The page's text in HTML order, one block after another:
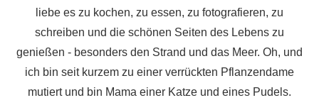
liebe es zu kochen, zu essen, zu fotografieren, zu
schreiben und die schönen Seiten des Lebens zu
genießen - besonders den Strand und das Meer. Oh, und
ich bin seit kurzem zu einer verrückten Pflanzendame
mutiert und bin Mama einer Katze und eines Pudels.